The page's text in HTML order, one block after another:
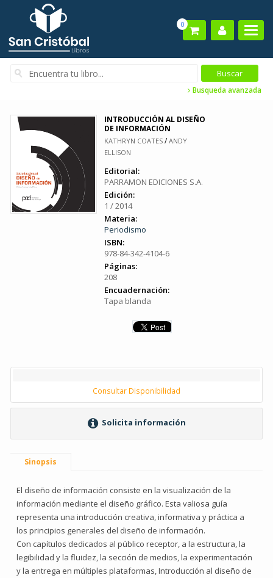
0
Busqueda avanzada
INTRODUCCIÓN AL DISEÑO
DE INFORMACIÓN
KATHRYN COATES /ANDY
ELLISON
Editorial:
PARRAMON EDICIONES S.A.
Edición:
1 / 2014
Materia:
Periodismo
ISBN:
978-84-342-4104-6
Páginas:
208
Encuadernación:
Tapa blanda
Consultar Disponibilidad
Solicita información
Sinopsis
El diseño de información consiste en la visualización de la
información mediante el diseño gráfico. Esta valiosa guía
representa una introducción creativa, informativa y práctica a
los principios generales del diseño de información.
Con capítulos dedicados al público receptor, a la estructura, la
legibilidad y la fluidez, la sección de medios, la experimentación
y la entrega en múltiples plataformas, Introducción al diseño de